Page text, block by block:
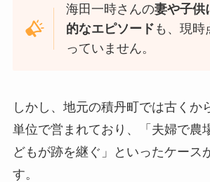
海田一時さんの妻や子供
的なエピソード も、現時
っていません。
しかし、地元の積丹町では古くか
単位で営まれており、「夫婦で農
どもが跡を継ぐ」といったケース
す。